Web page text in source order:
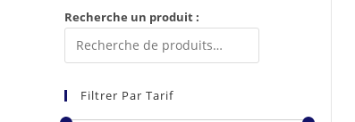
Recherche un produit :
Filtrer Par Tarif